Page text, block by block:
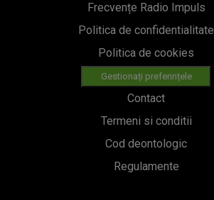
Frecvențe Radio Impuls
Politica de confidentialitate
Politica de cookies
Gestionați preferințele
Contact
Termeni si conditii
Cod deontologic
Regulamente